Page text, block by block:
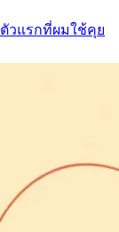
ตัวแรกที่ผมใช้คุย